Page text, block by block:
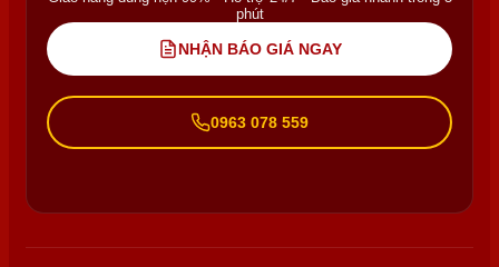
phút
NHẬN BÁO GIÁ NGAY
0963 078 559